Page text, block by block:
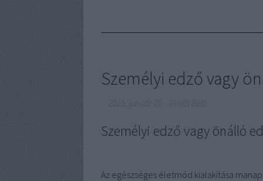
Személyi edző vagy
Személyi edző vagy önálló
Az egészséges életmód kialakítása